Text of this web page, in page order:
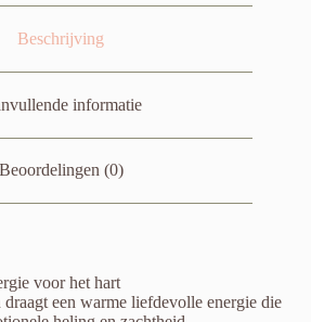
Beschrijving
informatie
Beoordelingen (0)
voor het hart
draagt een warme liefdevolle energie die